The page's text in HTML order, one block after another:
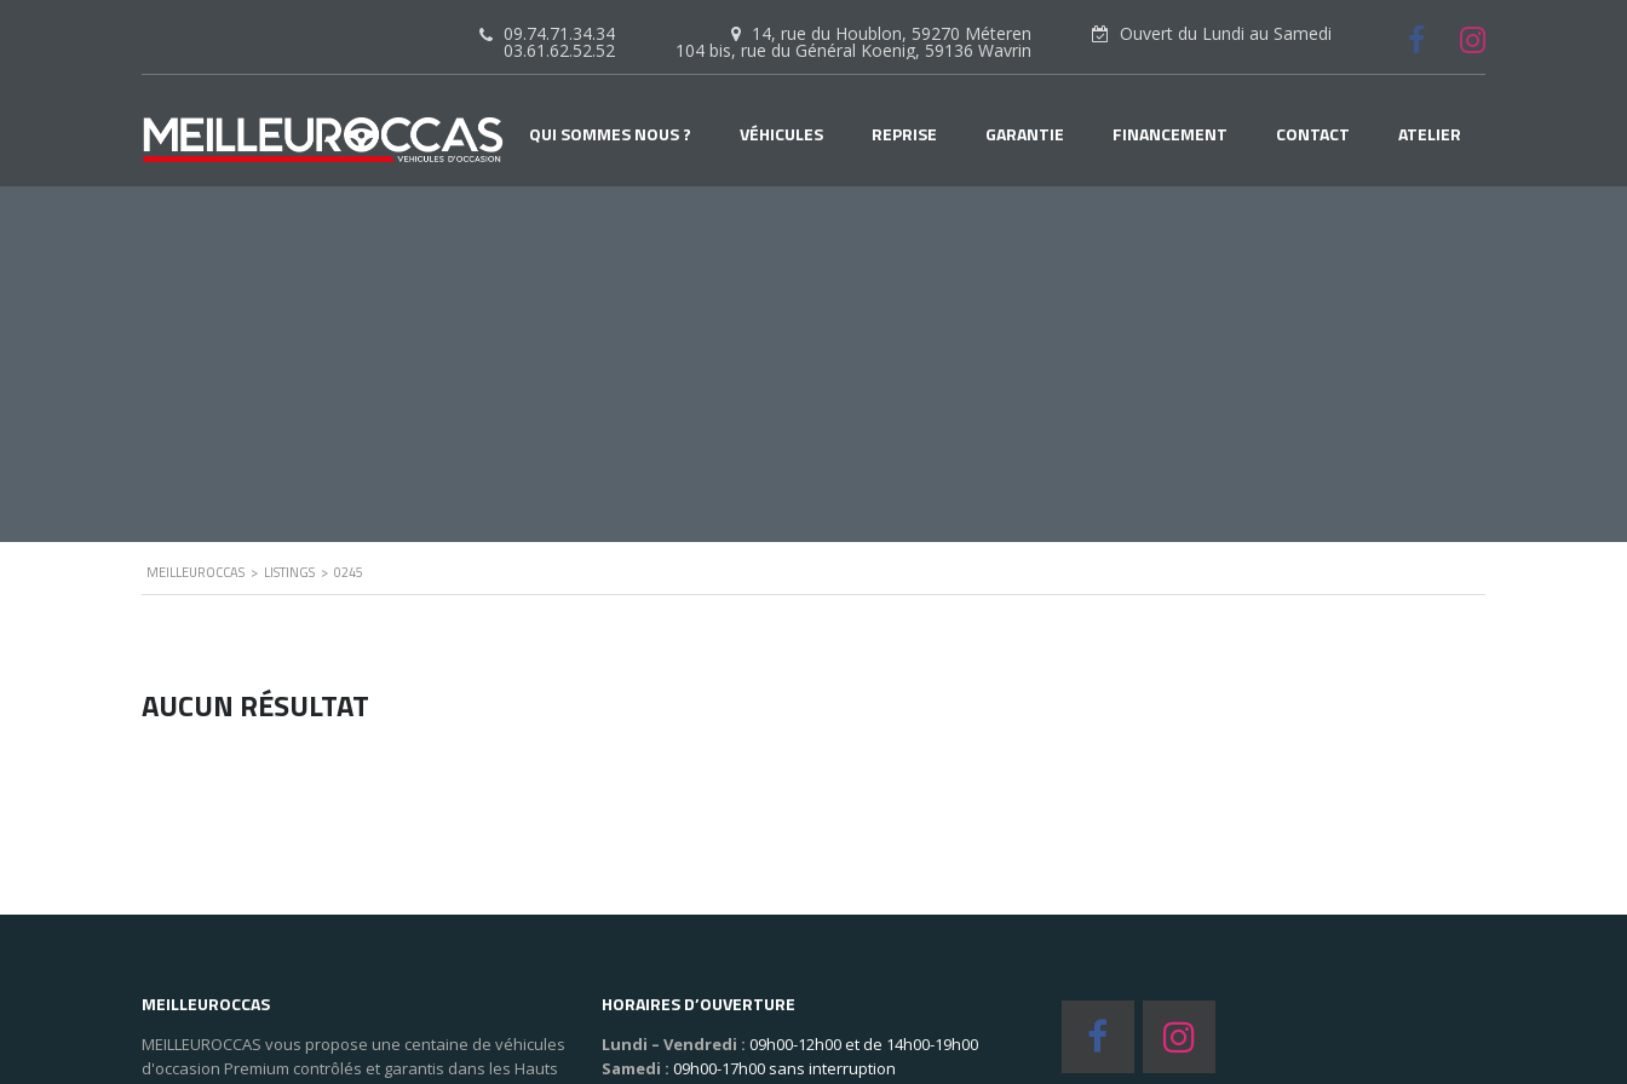
Ouvert du Lundi au Samedi
14, rue du Houblon, 59270 Méteren
104 bis, rue du Général Koenig, 59136 Wavrin
09.74.71.34.34
03.61.62.52.52
QUI SOMMES NOUS ? VÉHICULES REPRISE GARANTIE FINANCEMENT CONTACT ATELIER
MEILLEUROCCAS > LISTINGS > 0245
AUCUN RÉSULTAT
MEILLEUROCCAS
MEILLEUROCCAS vous propose une centaine de véhicules
d'occasion Premium contrôlés et garantis dans les Hauts
HORAIRES D’OUVERTURE
Lundi – Vendredi : 09h00-12h00 et de 14h00-19h00
Samedi : 09h00-17h00 sans interruption